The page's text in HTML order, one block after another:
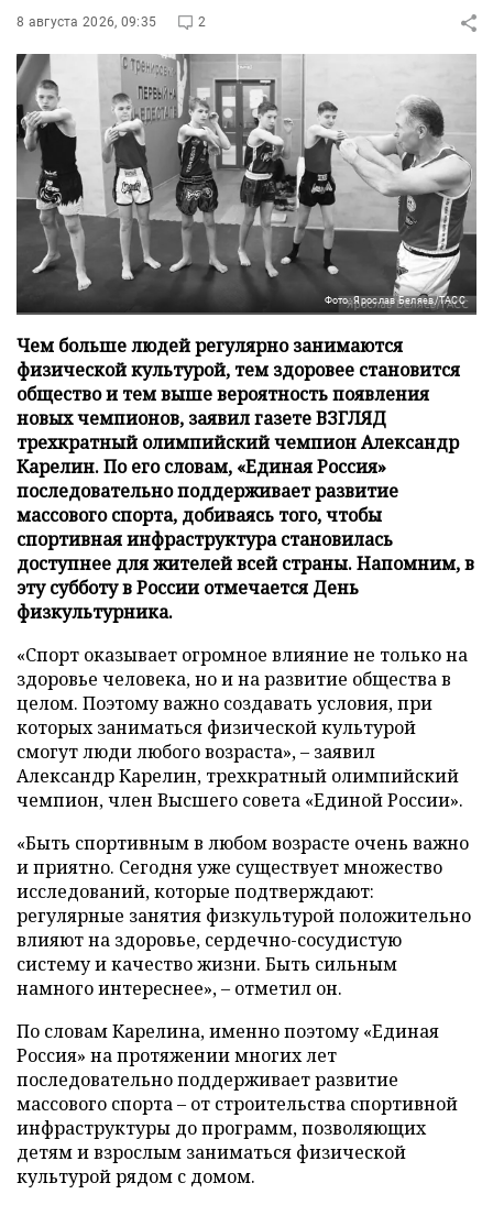
8 августа 2026, 09:35 2
Фото: Ярослав Беляев/ТАСС
Чем больше людей регулярно занимаются
физической культурой, тем здоровее становится
общество и тем выше вероятность появления
новых чемпионов, заявил газете ВЗГЛЯД
трехкратный олимпийский чемпион Александр
Карелин. По его словам, «Единая Россия»
последовательно поддерживает развитие
массового спорта, добиваясь того, чтобы
спортивная инфраструктура становилась
доступнее для жителей всей страны. Напомним, в
эту субботу в России отмечается День
физкультурника.
«Спорт оказывает огромное влияние не только на
здоровье человека, но и на развитие общества в
целом. Поэтому важно создавать условия, при
которых заниматься физической культурой
смогут люди любого возраста», – заявил
Александр Карелин, трехкратный олимпийский
чемпион, член Высшего совета «Единой России».
«Быть спортивным в любом возрасте очень важно
и приятно. Сегодня уже существует множество
исследований, которые подтверждают:
регулярные занятия физкультурой положительно
влияют на здоровье, сердечно-сосудистую
систему и качество жизни. Быть сильным
намного интереснее», – отметил он.
По словам Карелина, именно поэтому «Единая
Россия» на протяжении многих лет
последовательно поддерживает развитие
массового спорта – от строительства спортивной
инфраструктуры до программ, позволяющих
детям и взрослым заниматься физической
культурой рядом с домом.